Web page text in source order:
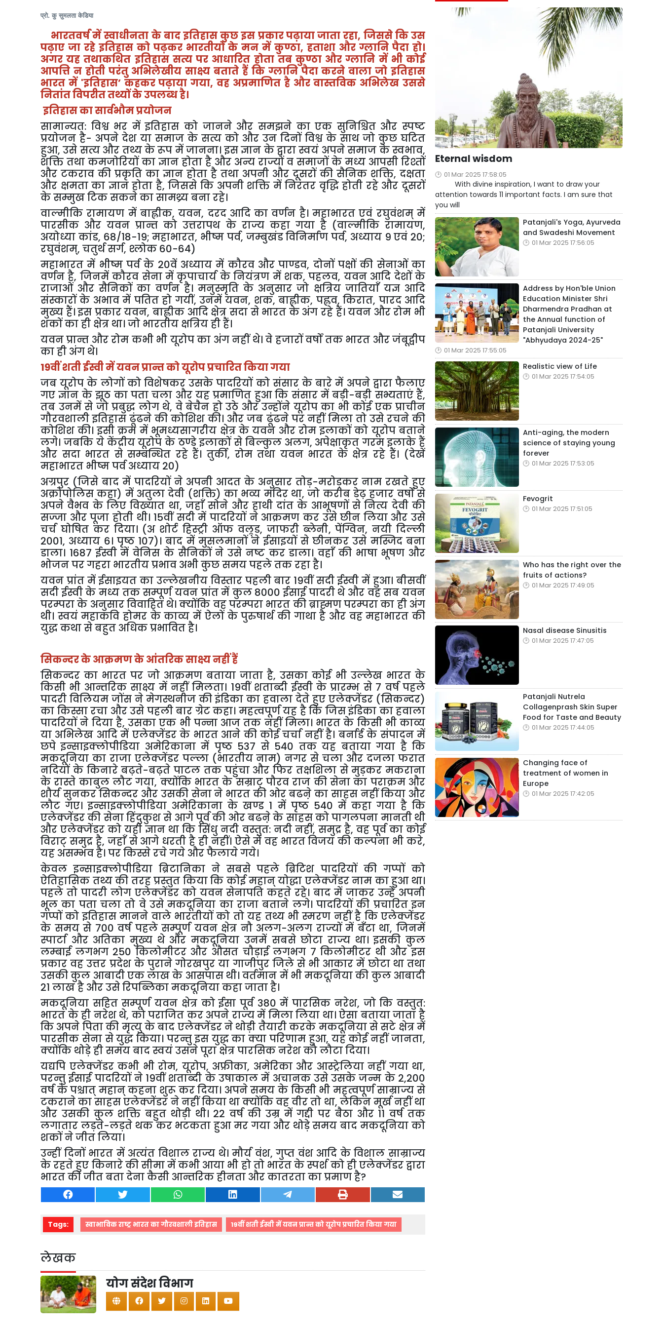
प्रो. कु सुमलता केडिया
भारतवर्ष में स्वाधीनता के बाद इतिहास कुछ इस प्रकार पढ़ाया जाता रहा, जिससे कि उस
पढ़ाए जा रहे इतिहास को पढ़कर भारतीयों के मन में कुण्ठा, हताशा और ग्लानि पैदा हो।
अगर यह तथाकथित इतिहास सत्य पर आधारित होता तब कुण्ठा और ग्लानि में भी कोई
आपत्ति न होती परंतु अभिलेखीय साक्ष्य बताते हैं कि ग्लानि पैदा करने वाला जो इतिहास
भारत में 'इतिहास’ कहकर पढ़ाया गया,वह अप्रमाणित है और वास्तविक अभिलेख उससे
नितांत विपरीत तथ्यों के उपलब्ध है।
इतिहास का सार्वभौम प्रयोजन
सामान्यत: विश्व भर में इतिहास को जानने और समझने का एक सुनिश्चित और स्पष्ट
प्रयोजन है- अपने देश या समाज के सत्य को और उन दिनों विश्व के साथ जो कुछ घटित
हुआ,उसे सत्य और तथ्य के रूप में जानना। इस ज्ञान के द्वारा स्वयं अपने समाज के स्वभाव,
शक्ति तथा कमजोरियों का ज्ञान होता है और अन्य राज्यों व समाजों के मध्य आपसी रिश्तों
और टकराव की प्रकृति का ज्ञान होता है तथा अपनी और दूसरों की सैनिक शक्ति, दक्षता
और क्षमता का ज्ञान होता है,जिससे कि अपनी शक्ति में निरंतर वृद्धि होती रहे और दूसरों
के सम्मुख टिक सकने का सामथ्र्य बना रहे।
वाल्मीकि रामायण में बाह्लीक,यवन, दरद आदि का वर्णन है। महाभारत एवं रघुवंशम् में
पारसीक और यवन प्रान्त को उत्तरापथ के राज्य कहा गया है (वाल्मीकि रामायण,
अयोध्या कांड, 68/18-19;महाभारत, भीष्म पर्व, जम्बुखंड विनिर्माण पर्व, अध्याय 9 एवं 20;
रघुवंशम्, चतुर्थ सर्ग, श्लोक 60-64)
महाभारत में भीष्म पर्व के 20वें अध्याय में कौरव और पाण्डव, दोनों पक्षों की सेनाओं का
वर्णन है, जिनमें कौरव सेना में कृपाचार्य के नियंत्रण में शक,पहलव, यवन आदि देशों के
राजाओं और सैनिकों का वर्णन है। मनुस्मृति के अनुसार जो क्षत्रिय जातियाँ यज्ञ आदि
संस्कारों के अभाव में पतित हो गयीं,उनमें यवन, शक,बाह्लीक, पह्लव,किरात, पारद आदि
मुख्य हैं। इस प्रकार यवन,बाह्लीक आदि क्षेत्र सदा से भारत के अंग रहे हैं। यवन और रोम भी
शकों का ही क्षेत्र था। जो भारतीय क्षत्रिय ही हैं।
यवन प्रान्त और रोम कभी भी यूरोप का अंग नहीं थे। वे हजारों वर्षों तक भारत और जंबूद्वीप
का ही अंग थे।
19वीं शती ईस्वी में यवन प्रान्त को यूरोप प्रचारित किया गया
जब यूरोप के लोगों को विशेषकर उसके पादरियों को संसार के बारे में अपने द्वारा फैलाए
गए ज्ञान के झूठ का पता चला और यह प्रमाणित हुआ कि संसार में बड़ी-बड़ी सभ्यताएं हैं,
तब उनमें से जो प्रबुद्ध लोग थे, वे बेचैन हो उठे और उन्होंने यूरोप का भी कोई एक प्राचीन
गौरवशाली इतिहास ढूंढने की कोशिश की। और जब ढूंढने पर नहीं मिला तो उसे रचने की
कोशिश की। इसी क्रम में भूमध्यसागरीय क्षेत्र के यवन और रोम इलाकों को यूरोप बताने
लगे। जबकि ये केंद्रीय यूरोप के ठण्डे इलाकों से बिल्कुल अलग, अपेक्षाकृत गरम इलाके हैं
और सदा भारत से सम्बन्धित रहे हैं। तुर्की, रोम तथा यवन भारत के क्षेत्र रहे हैं। (देखें
महाभारत भीष्म पर्व अध्याय 20)
अग्रपुर (जिसे बाद में पादरियों ने अपनी आदत के अनुसार तोड़-मरोड़कर नाम रखते हुए
अक्रोपोलिस कहा) में अतुला देवी (शक्ति) का भव्य मंदिर था,जो करीब डेढ़ हजार वर्षों से
अपने वैभव के लिए विख्यात था, जहाँ सोने और हाथी दांत के आभूषणों से नित्य देवी की
सज्जा और पूजा होती थी। 15वीं सदी में पादरियों ने आक्रमण कर उसे छीन लिया और उसे
चर्च घोषित कर दिया। (अ शोर्ट हिस्ट्री ऑफ वल्र्ड, जाफरी ब्लेनी,पेंग्विन,नयी दिल्ली
2001, अध्याय 6। पृष्ठ 107)। बाद में मुसलमानों ने ईसाइयों से छीनकर उसे मस्जिद बना
डाला। 1687 ईस्वी में वेनिस के सैनिकों ने उसे नष्ट कर डाला। वहाँ की भाषा भूषण और
भोजन पर गहरा भारतीय प्रभाव अभी कुछ समय पहले तक रहा है।
यवन प्रांत में ईसाइयत का उल्लेखनीय विस्तार पहली बार 19वीं सदी ईस्वी में हुआ। बीसवीं
सदी ईस्वी के मध्य तक सम्पूर्ण यवन प्रांत में कुल 8000 ईसाई पादरी थे और वह सब यवन
परम्परा के अनुसार विवाहित थे। क्योंकि वह परम्परा भारत की ब्राह्मण परम्परा का ही अंग
थी। स्वयं महाकवि होमर के काव्य में ऐलों के पुरुषार्थ की गाथा है और वह महाभारत की
युद्ध कथा से बहुत अधिक प्रभावित है।
सिकन्दर के आक्रमण के आंतरिक साक्ष्य नहीं हैं
सिकन्दर का भारत पर जो आक्रमण बताया जाता है,उसका कोई भी उल्लेख भारत के
किसी भी आन्तरिक साक्ष्य में नहीं मिलता। 19वीं शताब्दी ईस्वी के प्रारम्भ से 7 वर्ष पहले
पादरी विलियम जोंस ने मेगस्थनीज की इंडिका का हवाला देते हुए एलेक्जेंडर (सिकन्दर)
का किस्सा रचा और उसे पहली बार ग्रेट कहा। महत्वपूर्ण यह है कि जिस इंडिका का हवाला
पादरियों ने दिया है, उसका एक भी पन्ना आज तक नहीं मिला। भारत के किसी भी काव्य
या अभिलेख आदि में एलेक्जेंडर के भारत आने की कोई चर्चा नहीं है। बर्नार्ड के संपादन में
छपे इन्साइक्लोपीडिया अमेरिकाना में पृष्ठ 537 से 540 तक यह बताया गया है कि
मकदूनिया का राजा एलेक्जेंडर पल्ला (भारतीय नाम) नगर से चला और दजला फरात
नदियों के किनारे बढ़ते-बढ़ते पाटल तक पहुंचा और फिर तक्षशिला से मुड़कर मकराना
के रास्ते काबुल लौट गया, क्योंकि भारत के सम्राट् पौरव राज की सेना का पराक्रम और
शौर्य सुनकर सिकन्दर और उसकी सेना ने भारत की ओर बढऩे का साहस नहीं किया और
लौट गए। इन्साइक्लोपीडिया अमेरिकाना के खण्ड 1 में पृष्ठ 540 में कहा गया है कि
एलेक्जेंडर की सेना हिंदुकुश से आगे पूर्व की ओर बढऩे के साहस को पागलपना मानती थी
और एलेक्जेंडर को यही ज्ञान था कि सिंधु नदी वस्तुत: नदी नहीं, समुद्र है, वह पूर्व का कोई
विराट् समुद्र है, जहाँ से आगे धरती है ही नहीं। ऐसे में वह भारत विजय की कल्पना भी करे,
यह असम्भव है। पर किस्से रचे गये और फैलाये गये।
केवल इन्साइक्लोपीडिया ब्रिटानिका ने सबसे पहले ब्रिटिश पादरियों की गप्पों को
ऐतिहासिक तथ्य की तरह प्रस्तुत किया कि कोई महान् योद्धा एलेक्जेंडर नाम का हुआ था।
पहले तो पादरी लोग एलेक्जेंडर को यवन सेनापति कहते रहे। बाद में जाकर उन्हें अपनी
भूल का पता चला तो वे उसे मकदूनिया का राजा बताने लगे। पादरियों की प्रचारित इन
गप्पों को इतिहास मानने वाले भारतीयों को तो यह तथ्य भी स्मरण नहीं है कि एलेक्जेंडर
के समय से 700 वर्ष पहले सम्पूर्ण यवन क्षेत्र नौ अलग-अलग राज्यों में बँटा था,जिनमें
स्पार्टा और अतिका मुख्य थे और मकदूनिया उनमें सबसे छोटा राज्य था। इसकी कुल
लम्बाई लगभग 250 किलोमीटर और औसत चौड़ाई लगभग 7 किलोमीटर थी और इस
प्रकार वह उत्तर प्रदेश के पुराने गोरखपुर या गाजीपुर जिले से भी आकार में छोटा था तथा
उसकी कुल आबादी एक लाख के आसपास थी। वर्तमान में भी मकदूनिया की कुल आबादी
21 लाख है और उसे रिपब्लिका मकदूनिया कहा जाता है।
मकदूनिया सहित सम्पूर्ण यवन क्षेत्र को ईसा पूर्व 380 में पारसिक नरेश, जो कि वस्तुत:
भारत के ही नरेश थे, को पराजित कर अपने राज्य में मिला लिया था। ऐसा बताया जाता है
कि अपने पिता की मृत्यु के बाद एलेक्जेंडर ने थोड़ी तैयारी करके मकदूनिया से सटे क्षेत्र में
पारसीक सेना से युद्ध किया। परन्तु इस युद्ध का क्या परिणाम हुआ, यह कोई नहीं जानता,
क्योंकि थोड़े ही समय बाद स्वयं उसने पूरा क्षेत्र पारसिक नरेश को लौटा दिया।
यद्यपि एलेक्जेंडर कभी भी रोम, यूरोप, अफ्रीका, अमेरिका और आस्ट्रेलिया नहीं गया था,
परन्तु ईसाई पादरियों ने 19वीं शताब्दी के उषाकाल में अचानक उसे उसके जन्म के 2,200
वर्ष के पश्चात् महान् कहना शुरू कर दिया। अपने समय के किसी भी महत्वपूर्ण साम्राज्य से
टकराने का साहस एलेक्जेंडर ने नहीं किया था क्योंकि वह वीर तो था, लेकिन मूर्ख नहीं था
और उसकी कुल शक्ति बहुत थोड़ी थी। 22 वर्ष की उम्र में गद्दी पर बैठा और 11 वर्ष तक
लगातार लड़ते-लड़ते थक कर भटकता हुआ मर गया और थोड़े समय बाद मकदूनिया को
शकों ने जीत लिया।
उन्हीं दिनों भारत में अत्यंत विशाल राज्य थे। मौर्य वंश,गुप्त वंश आदि के विशाल साम्राज्य
के रहते हुए किनारे की सीमा में कभी आया भी हो तो भारत के स्पर्श को ही एलेक्जेंडर द्वारा
भारत की जीत बता देना कैसी आन्तरिक हीनता और कातरता का प्रमाण है?
Tags: स्वाभाविक राष्ट्र भारत का गौरवशाली इतिहास 19वीं शती ईस्वी में यवन प्रान्त को यूरोप प्रचारित किया गया
लेखक
योग संदेश विभाग
Eternal wisdom
01 Mar 2025 17:58:05
With divine inspiration, I want to draw your
attention towards 11 important facts. I am sure that
you will
Patanjali's Yoga, Ayurveda
and Swadeshi Movement
01 Mar 2025 17:56:05
Address by Hon'ble Union
Education Minister Shri
Dharmendra Pradhan at
the Annual function of
Patanjali University
"Abhyudaya 2024-25"
01 Mar 2025 17:55:05
Realistic view of Life
01 Mar 2025 17:54:05
Anti-aging, the modern
science of staying young
forever
01 Mar 2025 17:53:05
Fevogrit
01 Mar 2025 17:51:05
Who has the right over the
fruits of actions?
01 Mar 2025 17:49:05
Nasal disease Sinusitis
01 Mar 2025 17:47:05
Patanjali Nutrela
Collagenprash Skin Super
Food for Taste and Beauty
01 Mar 2025 17:44:05
Changing face of
treatment of women in
Europe
01 Mar 2025 17:42:05